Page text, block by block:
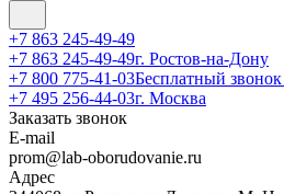
+7 863 245-49-49
+7 863 245-49-49г. Ростов-на-Дону
+7 800 775-41-03Бесплатный
+7 495 256-44-03г. Москва
Заказать звонок
E-mail
prom@lab-oborudovanie.ru
Адрес